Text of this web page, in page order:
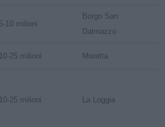
5-10 milioni
Borgo San
Dalmazzo
10-25 milioni Moretta
10-25 milioni La Loggia